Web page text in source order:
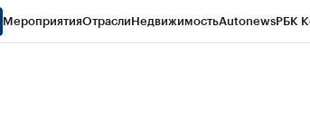
МероприятияОтраслиНедвижимостьAutonewsРБК